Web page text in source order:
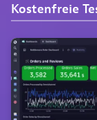
Kostenfreie